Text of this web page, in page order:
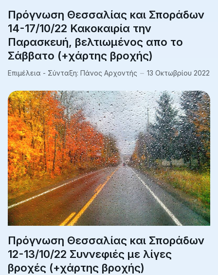
Πρόγνωση Θεσσαλίας και Σποράδων
14-17/10/22 Κακοκαιρία την
Παρασκευή, βελτιωμένος απο το
Σάββατο (+χάρτης βροχής)
Επιμέλεια - Σύνταξη: Πάνος Αρχοντής 13 Οκτωβρίου 2022
Πρόγνωση Θεσσαλίας και Σποράδων
12-13/10/22 Συννεφιές με λίγες
βροχές (+χάρτης βροχής)